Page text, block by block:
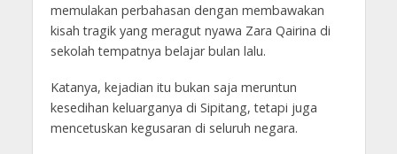
memulakan perbahasan dengan membawakan
kisah tragik yang meragut nyawa Zara Qairina di
sekolah tempatnya belajar bulan lalu.
Katanya, kejadian itu bukan saja meruntun
kesedihan keluarganya di Sipitang, tetapi juga
mencetuskan kegusaran di seluruh negara.